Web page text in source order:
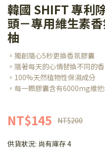
韓國 SHIFT 專利
頭－專用維生素
柚
。獨創隨心5秒更換香氛膠囊
。隨著每天的心情替換不同的
。100%天然植物性保濕成分
。每一顆膠囊含有6000mg維他
NT$145 NT$200
供貨狀況: 尚有庫存 4